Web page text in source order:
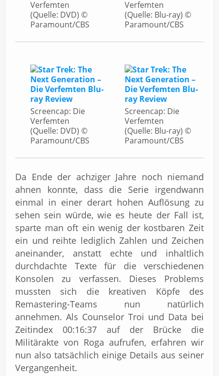
Verfemten
(Quelle: DVD) ©
Paramount/CBS
Verfemten
(Quelle: Blu-ray) ©
Paramount/CBS
Screencap: Die
Verfemten
(Quelle: DVD) ©
Paramount/CBS
Screencap: Die
Verfemten
(Quelle: Blu-ray) ©
Paramount/CBS
Da Ende der achziger Jahre noch niemand
ahnen konnte, dass die Serie irgendwann
einmal in einer derart hohen Auflösung zu
sehen sein würde, wie es heute der Fall ist,
sparte man oft ein wenig der kostbaren Zeit
ein und reihte lediglich Zahlen und Zeichen
aneinander, anstatt echte und inhaltlich
durchdachte Texte für die verschiedenen
Konsolen zu verfassen. Dieses Problems
mussten sich die kreativen Köpfe des
Remastering-Teams nun natürlich
annehmen. Als Counselor Troi und Data bei
Zeitindex 00:16:37 auf der Brücke die
Militärakte von Roga aufrufen, erfahren wir
nun also tatsächlich einige Details aus seiner
Vergangenheit.